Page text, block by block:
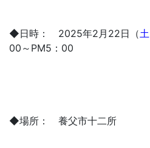
◆日時： 2025年2月22日（土
00～PM5：00
◆場所： 養父市十二所